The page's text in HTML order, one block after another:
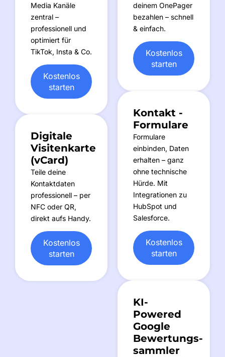
Media Kanäle
zentral –
professionell und
optimiert für
TikTok, Insta & Co.
Kostenlos
starten
Digitale
Visitenkarte
(vCard)
Teile deine
Kontaktdaten
professionell – per
NFC oder QR,
direkt aufs Handy.
Kostenlos
starten
deinem OnePager
bezahlen – schnell
& einfach.
Kostenlos
starten
Kontakt -
Formulare
Formulare
einbinden, Daten
erhalten – ganz
ohne technische
Hürde. Mit
Integrationen zu
HubSpot und
Salesforce.
Kostenlos
starten
KI-
Powered
Google
Bewertungs-
sammler